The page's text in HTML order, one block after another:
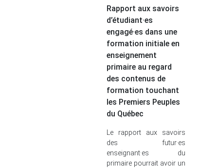
Rapport aux savoirs
d’étudiant·es
engagé·es dans une
formation initiale en
enseignement
primaire au regard
des contenus de
formation touchant
les Premiers Peuples
du Québec
Le rapport aux savoirs
des futur·es
enseignant·es du
primaire pourrait avoir un